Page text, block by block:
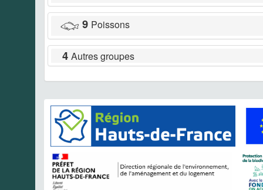
9 Poissons
4 Autres groupes